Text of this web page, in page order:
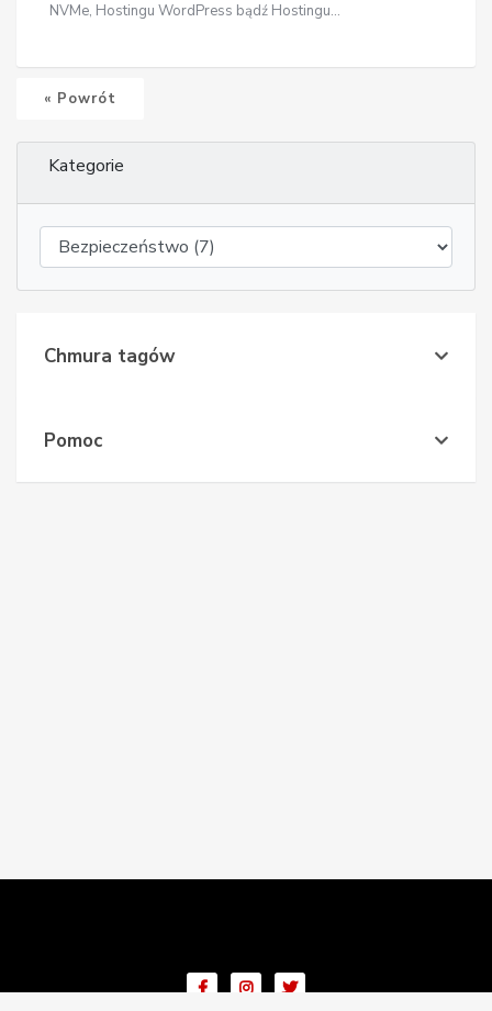
Kategorie
NVMe, Hostingu WordPress bądź Hostingu...
« Powrót
Chmura tagów
Pomoc